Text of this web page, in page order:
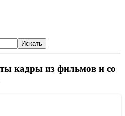
Искать
кадры из фильмов и со